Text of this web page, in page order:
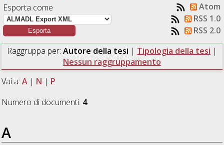
Esporta come
Atom
RSS 1.0
RSS 2.0
Raggruppa per: Autore della tesi | Tipologia della tesi |
Nessun raggruppamento
Vai a:A | N | P
Numero di documenti: 4.
A